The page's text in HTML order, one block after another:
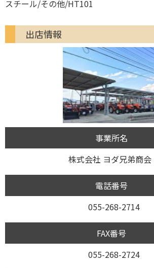
スチール/その他/HT101
出店情報
事業所名
株式会社 ヨダ兄弟商会
電話番号
055-268-2714
FAX番号
055-268-2724